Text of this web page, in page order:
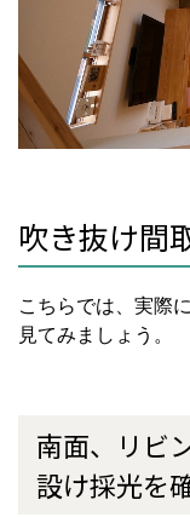
吹き抜け間
こちらでは、実際
見てみましょう。
南面、リビ
設け採光を